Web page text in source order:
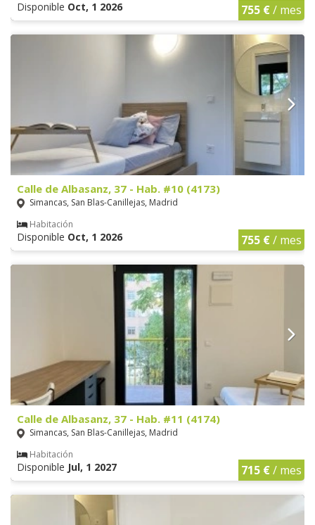
Disponible Oct, 1 2026 755 €/ mes
Calle de Albasanz, 37 - Hab. #10 (4173)
Simancas, San Blas-Canillejas, Madrid
Habitación
Disponible Oct, 1 2026 755 €/ mes
Calle de Albasanz, 37 - Hab. #11 (4174)
Simancas, San Blas-Canillejas, Madrid
Habitación
Disponible Jul, 1 2027 715 €/ mes